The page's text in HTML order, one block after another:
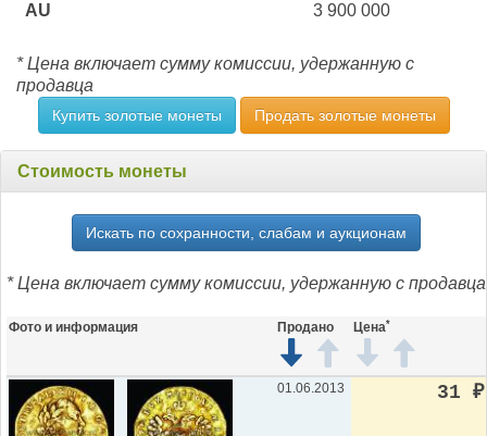
AU 3 900 000
* Цена включает сумму комиссии, удержанную с
продавца
Купить золотые монеты Продать золотые монеты
Стоимость монеты
Искать по сохранности, слабам и аукционам
* Цена включает сумму комиссии, удержанную с продавца
Фото и информация Продано Цена*
01.06.2013 31 ₽